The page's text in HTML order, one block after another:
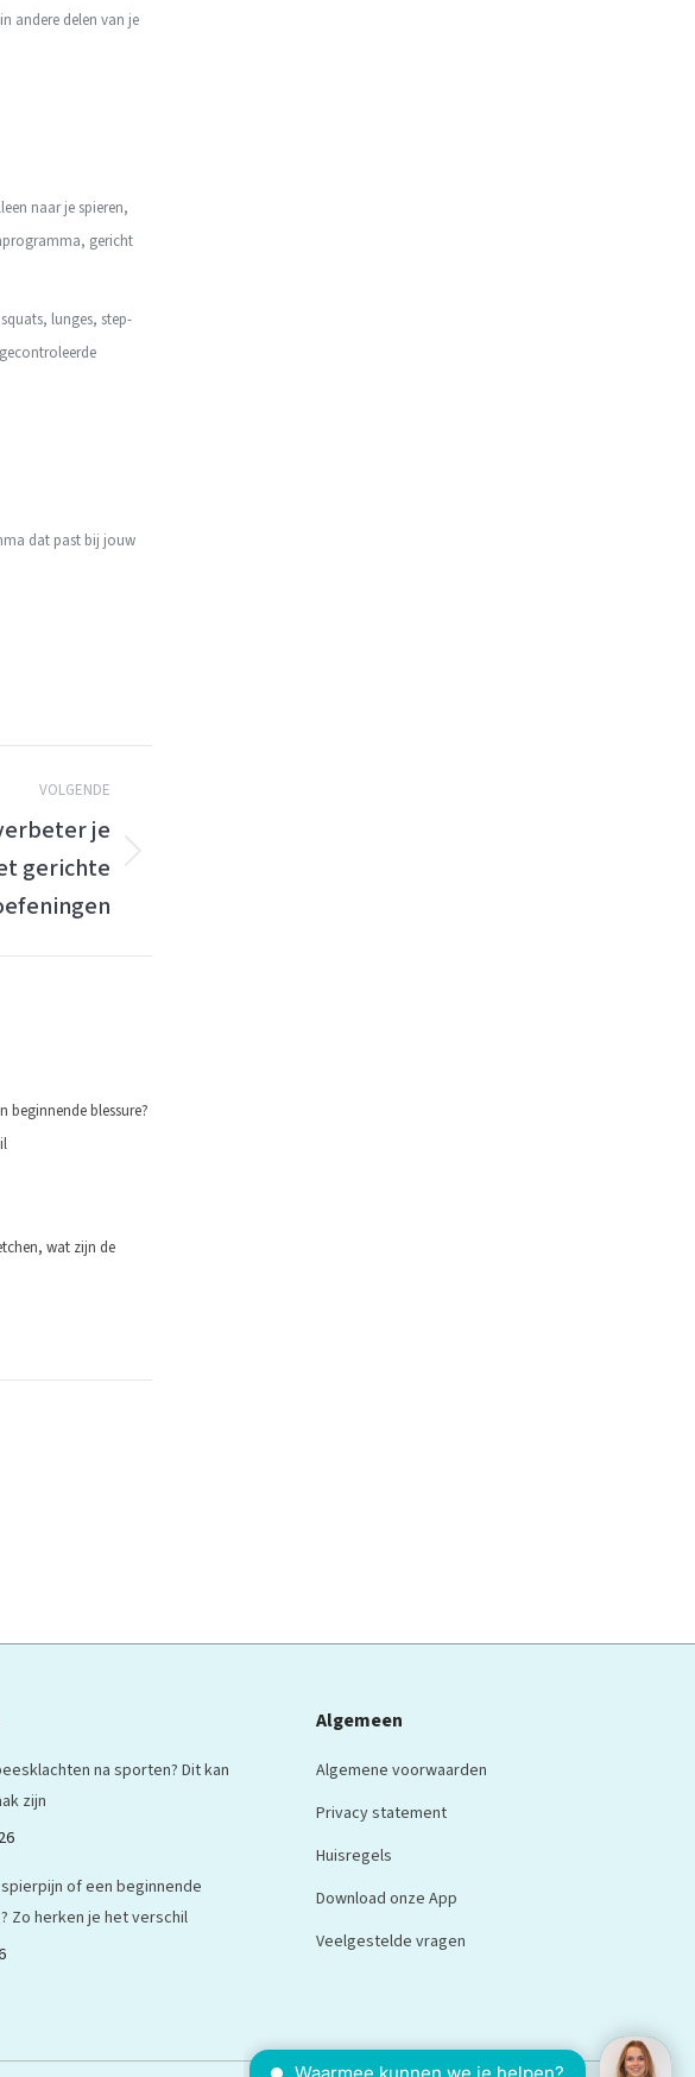
andere delen van je
naar je spieren,
gericht
lunges, step-
dat past bij jouw
VOLGENDE
je
gerichte
beginnende blessure?
wat zijn de
na sporten? Dit kan
zijn
of een beginnende
Zo herken je het verschil
Algemeen
Algemene voorwaarden
Privacy statement
Huisregels
Download onze App
Veelgestelde vragen